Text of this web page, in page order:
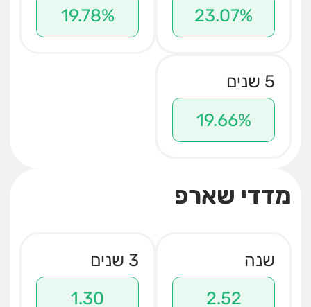
23.07%
19.78%
5 שנים
19.66%
מדדי שארפ
שנה
2.52
3 שנים
1.30